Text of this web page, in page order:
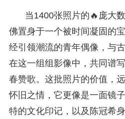
当1400张照片的🔥庞大
佛置身于一个被时间凝固的
经引领潮流的青年偶像，与
在这一组组影像中，共同谱
春赞歌。这批照片的价值，
怀旧之情，它更像是一面镜
特的文化印记，以及陈冠希